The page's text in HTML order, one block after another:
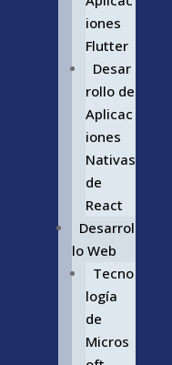
iones
Flutter
Desar
rollo de
Aplicac
iones
Nativas
de
React
Desarrol
lo Web
Tecno
logía
de
Micros